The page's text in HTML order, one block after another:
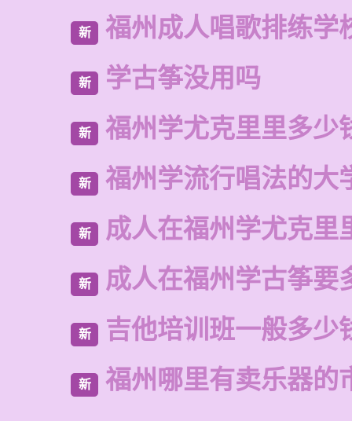
新 福州成人唱歌排练学
新 学古筝没用吗
新 福州学尤克里里多少
新 福州学流行唱法的大
新 成人在福州学尤克里
新 成人在福州学古筝要
新 吉他培训班一般多少
新 福州哪里有卖乐器的